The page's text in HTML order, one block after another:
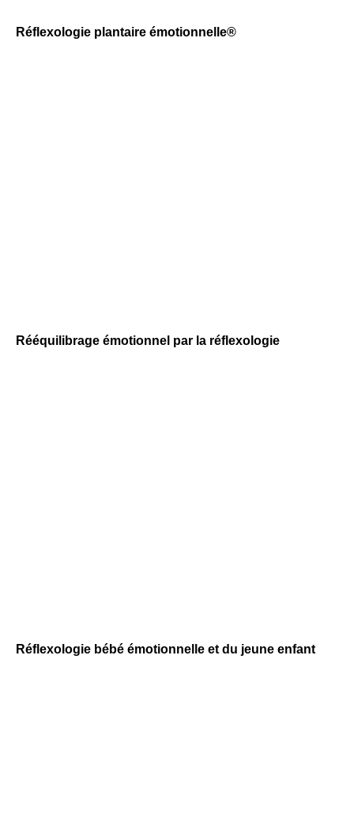
Réflexologie plantaire émotionnelle®
Rééquilibrage émotionnel par la réflexologie
Réflexologie bébé émotionnelle et du jeune enfant